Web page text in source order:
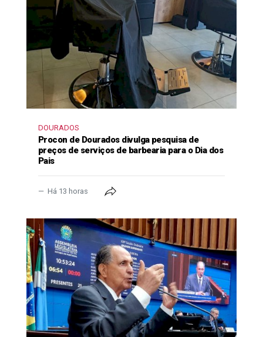
DOURADOS
Procon de Dourados divulga pesquisa de
preços de serviços de barbearia para o Dia dos
Pais
Há 13 horas